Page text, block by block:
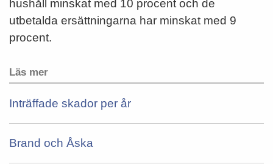
hushåll minskat med 10 procent och de
utbetalda ersättningarna har minskat med 9
procent.
Läs mer
Inträffade skador per år
Brand och Åska